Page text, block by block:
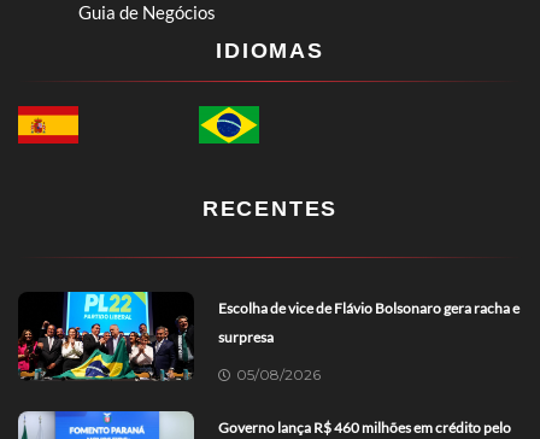
Guia de Negócios
IDIOMAS
RECENTES
Escolha de vice de Flávio Bolsonaro gera racha e
surpresa
05/08/2026
Governo lança R$ 460 milhões em crédito pelo